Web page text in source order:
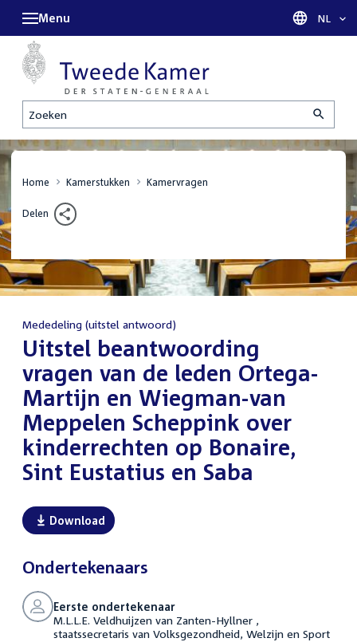
Zoeken
Menu Taal
NL
Home Kamerstukken Kamervragen
Delen
Mededeling (uitstel antwoord)
:Uitstel beantwoording
vragen van de leden Ortega-
Martijn en Wiegman-van
Meppelen Scheppink over
kinderrechten op Bonaire,
Sint Eustatius en Saba
Download
Ondertekenaars
Eerste ondertekenaar
M.L.L.E. Veldhuijzen van Zanten-Hyllner ,
staatssecretaris van Volksgezondheid, Welzijn en Sport